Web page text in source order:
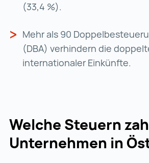
(33,4 %).
Mehr als 90
(DBA) verhindern die
internationaler Einkünfte.
Welche Steuern
Unternehmen in